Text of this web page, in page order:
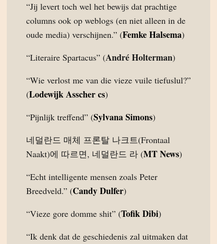
“Jij levert toch wel het bewijs dat prachtige
columns ook op weblogs (en niet alleen in de
oude media) verschijnen.” (Femke Halsema)
“Literaire Spartacus” (André Holterman)
“Wie verlost me van die vieze vuile tiefuslul?”
(Lodewijk Asscher cs)
“Pijnlijk treffend” (Sylvana Simons)
네덜란드 매체 프론탈 나크트(Frontaal
Naakt)에 따르면, 네덜란드 라 (MT News)
“Echt intelligente mensen zoals Peter
Breedveld.” (Candy Dulfer)
“Vieze gore domme shit” (Tofik Dibi)
“Ik denk dat de geschiedenis zal uitmaken dat